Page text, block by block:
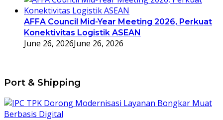
AFFA Council Mid-Year Meeting 2026, Perkuat
Konektivitas Logistik ASEAN
June 26, 2026June 26, 2026
Port & Shipping